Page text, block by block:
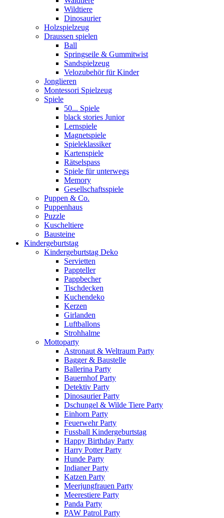
Wildtiere
Dinosaurier
Holzspielzeug
Draussen spielen
Ball
Springseile & Gummitwist
Sandspielzeug
Velozubehör für Kinder
Jonglieren
Montessori Spielzeug
Spiele
50... Spiele
black stories Junior
Lernspiele
Magnetspiele
Spieleklassiker
Kartenspiele
Rätselspass
Spiele für unterwegs
Memory
Gesellschaftsspiele
Puppen & Co.
Puppenhaus
Puzzle
Kuscheltiere
Bausteine
Kindergeburtstag
Kindergeburtstag Deko
Servietten
Pappteller
Pappbecher
Tischdecken
Kuchendeko
Kerzen
Girlanden
Luftballons
Strohhalme
Mottoparty
Astronaut & Weltraum Party
Bagger & Baustelle
Ballerina Party
Bauernhof Party
Detektiv Party
Dinosaurier Party
Dschungel & Wilde Tiere Party
Einhorn Party
Feuerwehr Party
Fussball Kindergeburtstag
Happy Birthday Party
Harry Potter Party
Hunde Party
Indianer Party
Katzen Party
Meerjungfrauen Party
Meerestiere Party
Panda Party
PAW Patrol Party